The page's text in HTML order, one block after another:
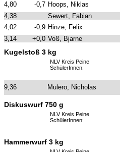
4,80
-0,7 Hoops, Niklas
4,38
Sewert, Fabian
4,02
-0,9 Hinze, Felix
3,14
+0,0 Voß, Bjarne
Kugelstoß 3 kg
NLV Kreis Peine
SchülerInnen:
9,36 Mulero, Nicholas
Diskuswurf 750 g
NLV Kreis Peine
SchülerInnen:
Hammerwurf 3 kg